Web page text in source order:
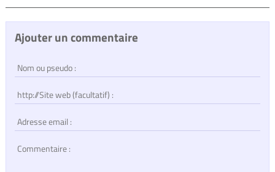
Ajouter un commentaire